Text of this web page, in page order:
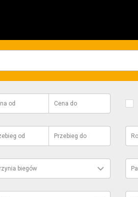
od Cena do
od Przebieg do
biegów